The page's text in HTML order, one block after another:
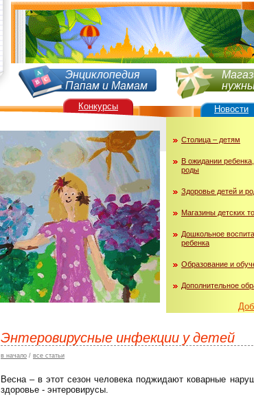
Энциклопедия
Папам и Мамам
Столица – детям
В ожидании
роды
Здоровье детей и
Магазины детских
Дошкольное
ребенка
Образование и
Дополнительное
Энтеровирусные инфекции у детей
в начало / все статьи
Весна – в этот сезон человека поджидают коварные
здоровье - энтеровирусы.
Конкурсы Новости